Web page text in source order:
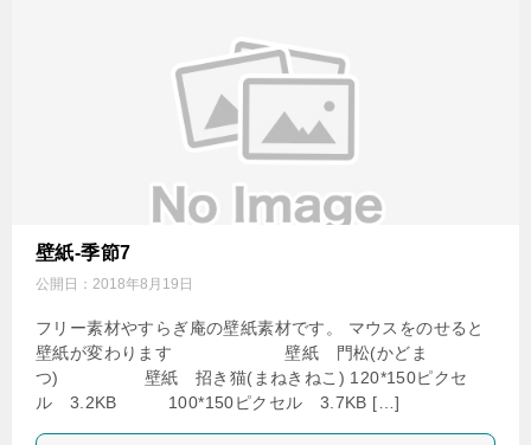
壁紙-季節7
公開日： 2018年8月19日
フリー素材やすらぎ庵の壁紙素材です。 マウスをのせると
壁紙が変わります 壁紙 門松(かどま
つ) 壁紙 招き猫(まねきねこ) 120*150ピクセ
ル 3.2KB 100*150ピクセル 3.7KB […]